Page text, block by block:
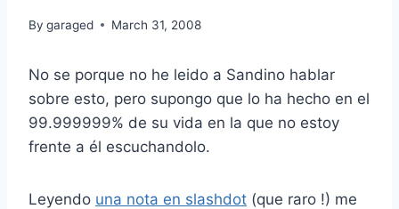
By garaged March 31, 2008
No se porque no he leido a Sandino hablar
sobre esto, pero supongo que lo ha hecho en el
99.999999% de su vida en la que no estoy
frente a él escuchandolo.
Leyendo una nota en slashdot (que raro !) me